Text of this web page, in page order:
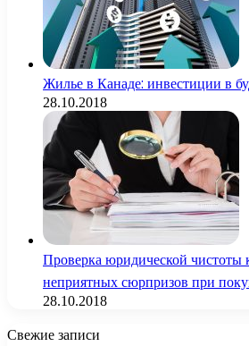
Жилье в Канаде: инвестиции в
28.10.2018
Проверка юридической чистоты
неприятных сюрпризов при
28.10.2018
Свежие записи